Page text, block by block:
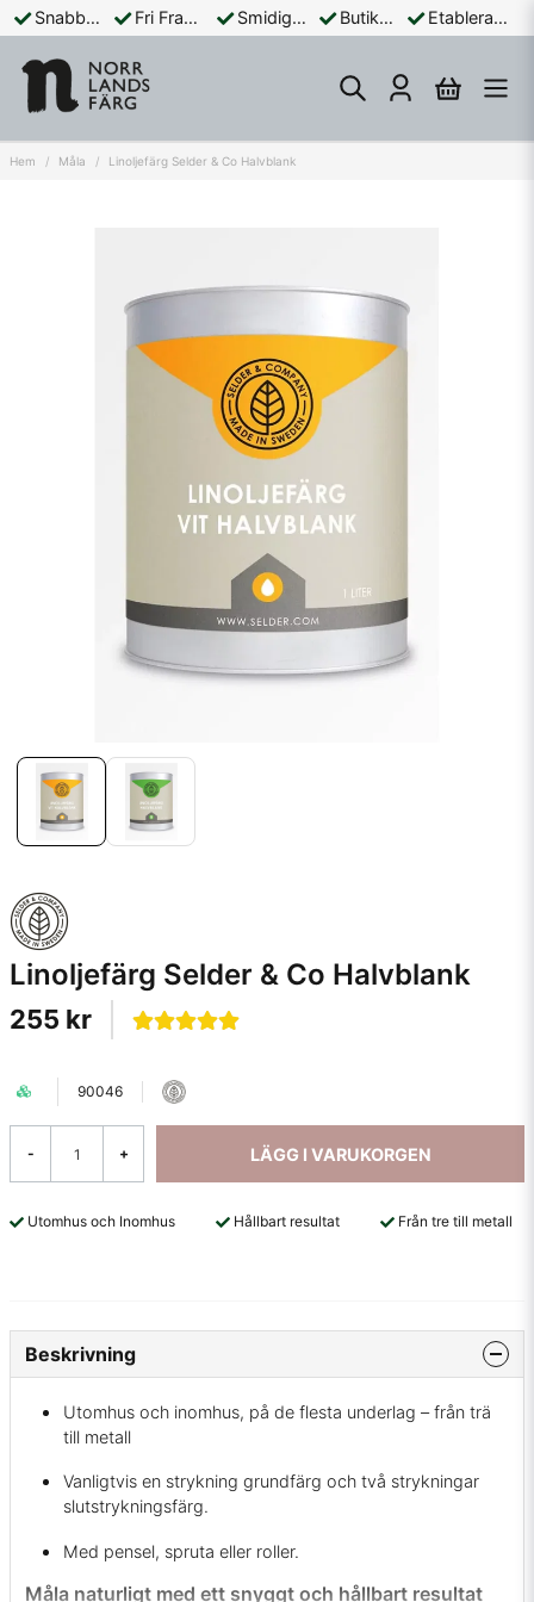
Snabba Leveranser Fri Frakt Över 899:- Smidiga Betalningar Butik och Online Etablerad Sedan 1965
Hem Måla Linoljefärg Selder & Co Halvblank
Linoljefärg Selder & Co Halvblank
255 kr
90046
- + LÄGG I VARUKORGEN
Utomhus och Inomhus Hållbart resultat Från tre till metall
Beskrivning
Utomhus och inomhus, på de flesta underlag – från trä
till metall
Vanligtvis en strykning grundfärg och två strykningar
slutstrykningsfärg.
Med pensel, spruta eller roller.
Måla naturligt med ett snyggt och hållbart resultat